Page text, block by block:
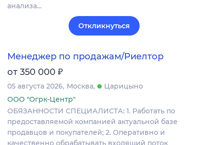
анализа…
Откликнуться
Менеджер по продажам/Риелтор
от 350 000 ₽
05 августа 2026 Москва
Царицыно
ООО "Огрк-Центр"
ОБЯЗАННОСТИ СПЕЦИАЛИСТА: 1. Работать по
предоставляемой компанией актуальной базе
продавцов и покупателей; 2. Оперативно и
качественно обрабатывать входящий поток